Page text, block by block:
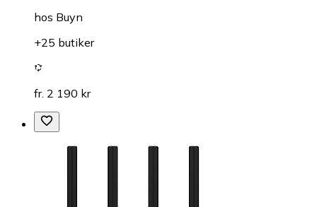
hos Buyn
+25 butiker
fr. 2 190 kr